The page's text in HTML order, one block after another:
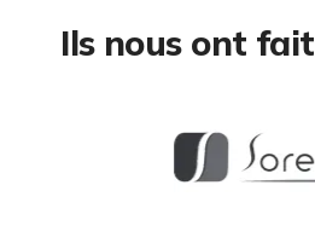
Ils nous ont